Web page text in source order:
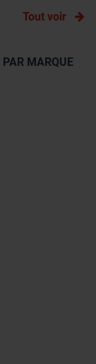
Tout voir
MARQUE